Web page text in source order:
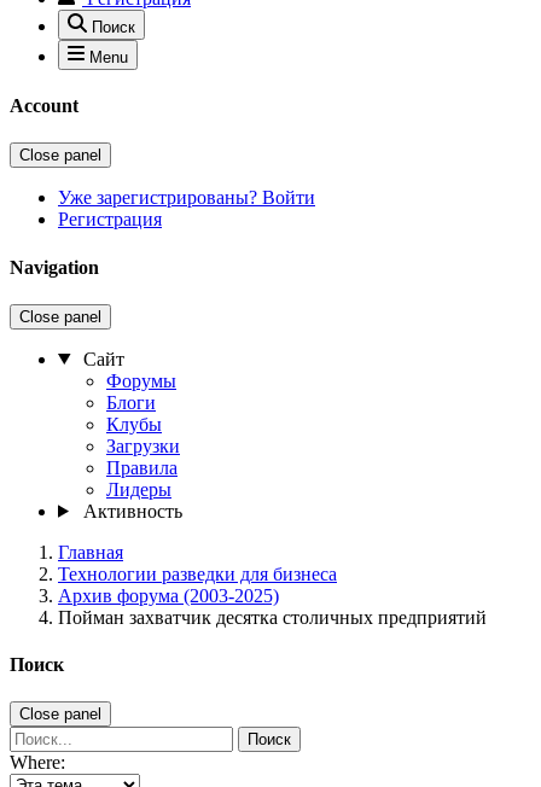
Поиск
Menu
Account
Close panel
Уже зарегистрированы? Войти
Регистрация
Navigation
Close panel
Сайт
Форумы
Блоги
Клубы
Загрузки
Правила
Лидеры
Активность
Главная
Технологии разведки для бизнеса
Архив форума (2003-2025)
Пойман захватчик десятка столичных предприятий
Поиск
Close panel
Поиск
Where: